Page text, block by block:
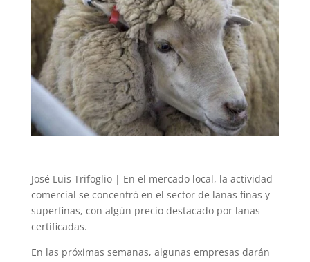
José Luis Trifoglio | En el mercado local, la actividad
comercial se concentró en el sector de lanas finas y
superfinas, con algún precio destacado por lanas
certificadas.
En las próximas semanas, algunas empresas darán